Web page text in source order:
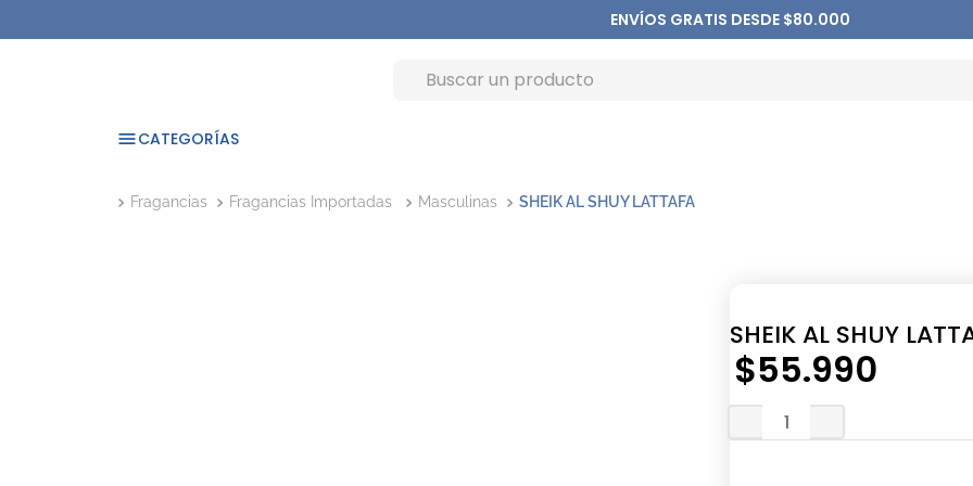
ENVÍOS GRATIS DESDE $80.000
CATEGORÍAS
Fragancias Fragancias Importadas Masculinas SHEIK AL SHUY LATTAFA
SHEIK AL SHUY
$55.990